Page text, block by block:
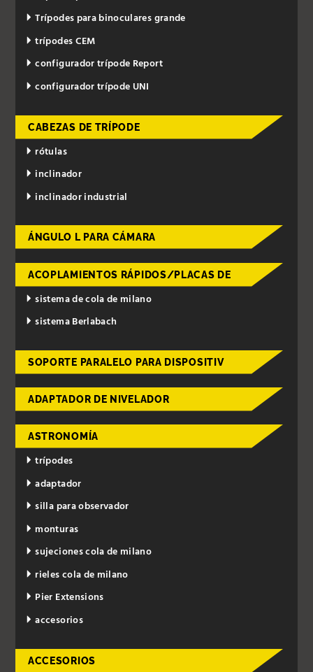
Trípodes para binoculares grande
trípodes CEM
configurador trípode Report
configurador trípode UNI
CABEZAS DE TRÍPODE
rótulas
inclinador
inclinador industrial
ÁNGULO L PARA CÁMARA
ACOPLAMIENTOS RÁPIDOS/PLACAS DE
sistema de cola de milano
sistema Berlabach
SOPORTE PARALELO PARA DISPOSITIV
ADAPTADOR DE NIVELADOR
ASTRONOMÍA
trípodes
adaptador
silla para observador
monturas
sujeciones cola de milano
rieles cola de milano
Pier Extensions
accesorios
ACCESORIOS